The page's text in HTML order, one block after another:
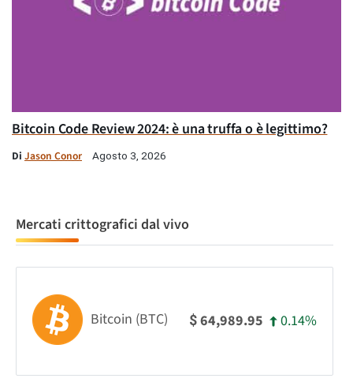
Bitcoin Code Review 2024: è una truffa o è legittimo?
Di Jason Conor Agosto 3, 2026
Mercati crittografici dal vivo
Bitcoin (BTC) $64,989.95 0.14%